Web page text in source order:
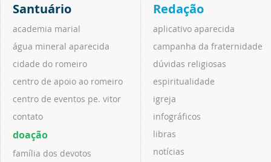
Santuário
academia marial
água mineral aparecida
cidade do romeiro
centro de apoio ao romeiro
centro de eventos pe. vitor
contato
doação
família dos devotos
Redação
aplicativo aparecida
campanha da fraternidade
dúvidas religiosas
espiritualidade
igreja
infográficos
libras
notícias